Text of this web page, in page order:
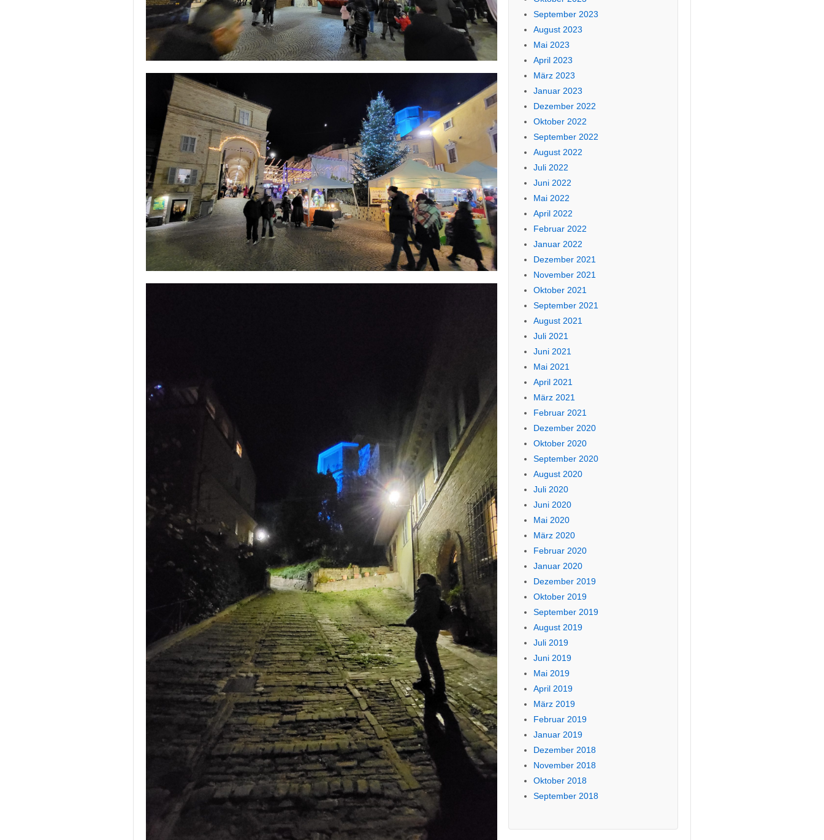
September 2023
August 2023
Mai 2023
April 2023
März 2023
Januar 2023
Dezember 2022
Oktober 2022
September 2022
August 2022
Juli 2022
Juni 2022
Mai 2022
April 2022
Februar 2022
Januar 2022
Dezember 2021
November 2021
Oktober 2021
September 2021
August 2021
Juli 2021
Juni 2021
Mai 2021
April 2021
März 2021
Februar 2021
Dezember 2020
Oktober 2020
September 2020
August 2020
Juli 2020
Juni 2020
Mai 2020
März 2020
Februar 2020
Januar 2020
Dezember 2019
Oktober 2019
September 2019
August 2019
Juli 2019
Juni 2019
Mai 2019
April 2019
März 2019
Februar 2019
Januar 2019
Dezember 2018
November 2018
Oktober 2018
September 2018